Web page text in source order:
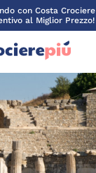
con Costa Crociere
al Miglior Prezzo!